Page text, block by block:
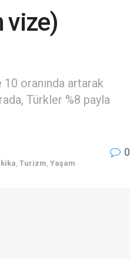
vize)
oranında artarak
Türkler %8 payla
Turizm Yaşam
0